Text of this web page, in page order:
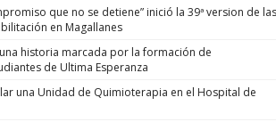
que no se detiene” inició la 39ª version de las
en Magallanes
historia marcada por la formación de
de Ultima Esperanza
una Unidad de Quimioterapia en el Hospital de